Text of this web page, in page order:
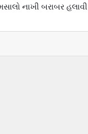
નાખી બરાબર